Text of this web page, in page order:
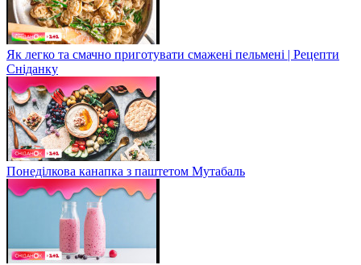
Як легко та смачно приготувати смажені пельмені | Рецепти
Сніданку
Понеділкова канапка з паштетом Мутабаль